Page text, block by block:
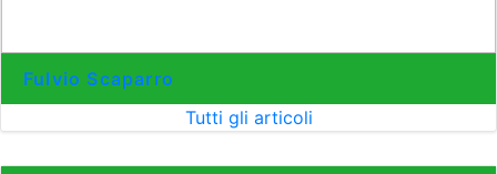
Fulvio Scaparro
Tutti gli articoli